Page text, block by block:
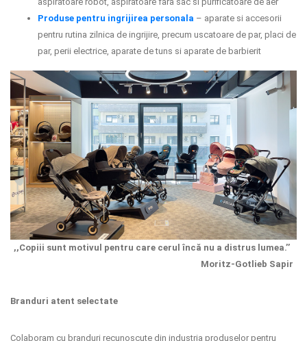
Produse pentru ingrijirea personala – aparate si accesorii
pentru rutina zilnica de ingrijire, precum uscatoare de par, placi de
par, perii electrice, aparate de tuns si aparate de barbierit
,,Copiii sunt motivul pentru care cerul încă nu a distrus lumea.’’
Moritz-Gotlieb Sapir
Branduri atent selectate
Colaboram cu branduri recunoscute din industria produselor pentru